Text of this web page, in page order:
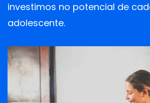
investimos no potencial de
adolescente.